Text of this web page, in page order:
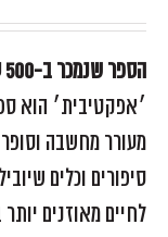
הספר שנמכר ב-500 עותקים טרם יציאתו !!
׳אפקטיבית׳ הוא
מעורר מחשבה
סיפורים וכלים
לחיים מאוזנים